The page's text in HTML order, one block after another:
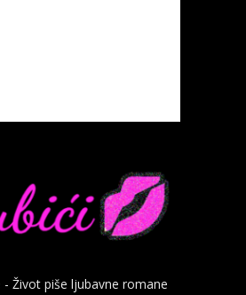
- Život piše ljubavne romane